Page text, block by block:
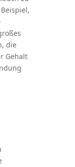
die
Gehalt